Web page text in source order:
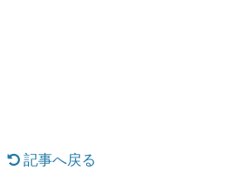
カテゴリ
記事へ戻る